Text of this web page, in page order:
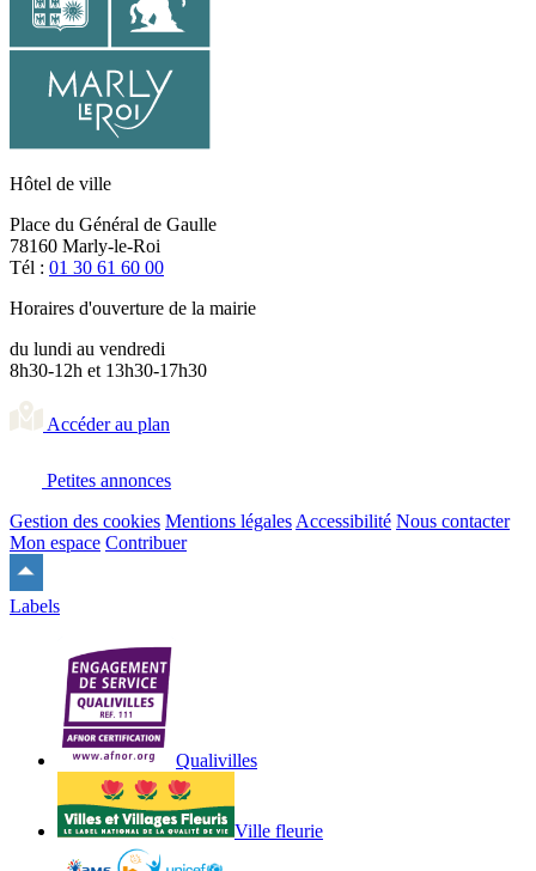
Hôtel de ville
Place du Général de Gaulle
78160 Marly-le-Roi
Tél : 01 30 61 60 00
Horaires d'ouverture de la mairie
du lundi au vendredi
8h30-12h et 13h30-17h30
Accéder au plan
Petites annonces
Gestion des cookies Mentions légales Accessibilité Nous contacter
Mon espace Contribuer
haut
Labels
Qualivilles
Ville fleurie